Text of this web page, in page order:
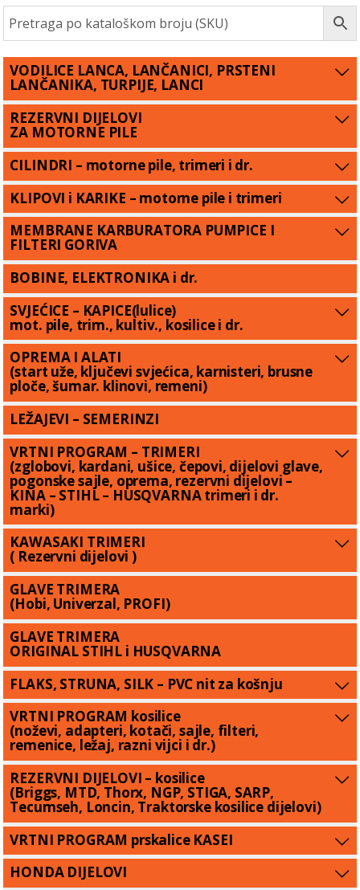
VODILICE LANCA, LANČANICI, PRSTENI
LANČANIKA, TURPIJE, LANCI
REZERVNI DIJELOVI
ZA MOTORNE PILE
CILINDRI – motorne pile, trimeri i dr.
KLIPOVI i KARIKE – motorne pile i trimeri
MEMBRANE KARBURATORA PUMPICE I
FILTERI GORIVA
BOBINE, ELEKTRONIKA i dr.
SVJEĆICE – KAPICE(lulice)
mot. pile, trim., kultiv., kosilice i dr.
OPREMA I ALATI
(start uže, ključevi svjećica, karnisteri, brusne
ploče, šumar. klinovi, remeni)
LEŽAJEVI – SEMERINZI
VRTNI PROGRAM – TRIMERI
(zglobovi, kardani, ušice, čepovi, dijelovi glave,
pogonske sajle, oprema, rezervni dijelovi –
KINA – STIHL – HUSQVARNA trimeri i dr.
marki)
KAWASAKI TRIMERI
( Rezervni dijelovi )
GLAVE TRIMERA
(Hobi, Univerzal, PROFI)
GLAVE TRIMERA
ORIGINAL STIHL i HUSQVARNA
FLAKS, STRUNA, SILK – PVC nit za košnju
VRTNI PROGRAM kosilice
(noževi, adapteri, kotači, sajle, filteri,
remenice, ležaj, razni vijci i dr.)
REZERVNI DIJELOVI – kosilice
(Briggs, MTD, Thorx, NGP, STIGA, SARP,
Tecumseh, Loncin, Traktorske kosilice dijelovi)
VRTNI PROGRAM prskalice KASEI
HONDA DIJELOVI